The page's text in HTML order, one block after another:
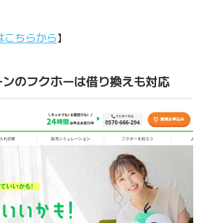
こちらから】
のフクホーは借り換えも対応